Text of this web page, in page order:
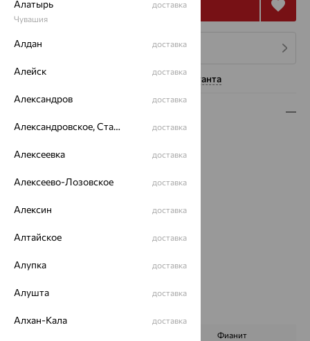
Купить
₽
Нужна помощь консультанта
Вес:3.18 — 3.21
Проба:925
Вставка:
Вид покрытия:
Цвет вставки:
Наименование цвета вставки:
Зеленый
Фианит
Алатырь
Чувашия
доставка
Алдан доставка
Алейск доставка
Александров доставка
Александровское, Ставропольский край доставка
Алексеевка доставка
Алексеево-Лозовское доставка
Алексин доставка
Алтайское доставка
Алупка доставка
Алушта доставка
Алхан-Кала доставка